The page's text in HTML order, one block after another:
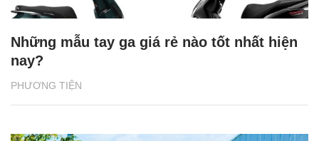
PHƯƠNG TIỆN
Những mẫu tay ga giá rẻ nào tốt nhất hiện
nay?